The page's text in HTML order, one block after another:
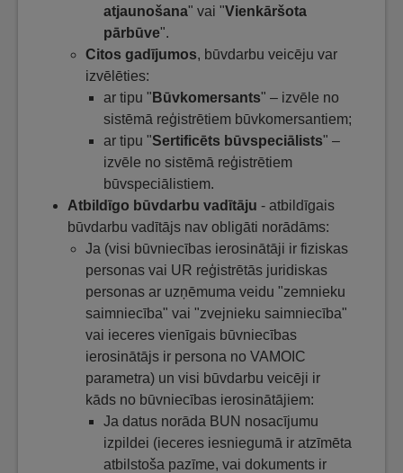
atjaunošana" vai "Vienkāršota
pārbūve".
Citos gadījumos, būvdarbu veicēju var
izvēlēties:
ar tipu " Būvkomersants" – izvēle no
sistēmā reģistrētiem būvkomersantiem;
ar tipu "Sertificēts būvspeciālists" –
izvēle no sistēmā reģistrētiem
būvspeciālistiem.
Atbildīgo būvdarbu vadītāju - atbildīgais
būvdarbu vadītājs nav obligāti norādāms:
Ja (visi būvniecības ierosinātāji ir fiziskas
personas vai UR reģistrētās juridiskas
personas ar uzņēmuma veidu "zemnieku
saimniecība" vai "zvejnieku saimniecība"
vai ieceres vienīgais būvniecības
ierosinātājs ir persona no VAMOIC
parametra) un visi būvdarbu veicēji ir
kāds no būvniecības ierosinātājiem:
Ja datus norāda BUN nosacījumu
izpildei (ieceres iesniegumā ir atzīmēta
atbilstoša pazīme, vai dokuments ir